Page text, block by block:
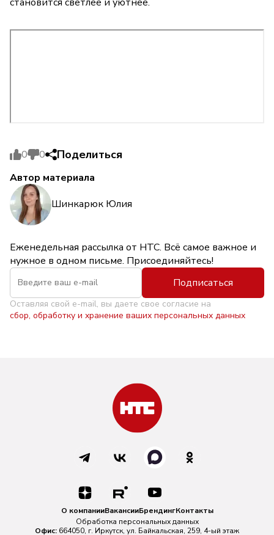
0 0 Поделиться
Автор материала
Шинкарюк Юлия
Еженедельная рассылка от НТС. Всё самое важное и
нужное в одном письме. Присоединяйтесь!
Подписаться
Оставляя свой e-mail, вы даете свое согласие на
сбор, обработку и хранение ваших персональных данных
О компанииВакансииБрендингКонтакты
Обработка персональных данных
Офис: 664050, г. Иркутск, ул. Байкальская, 259, 4-ый этаж